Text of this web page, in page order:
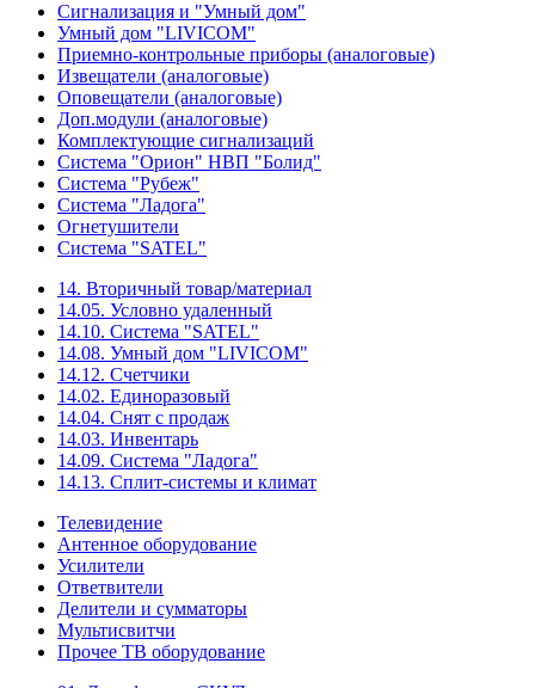
Сигнализация и "Умный дом"
Умный дом "LIVICOM"
Приемно-контрольные приборы (аналоговые)
Извещатели (аналоговые)
Оповещатели (аналоговые)
Доп.модули (аналоговые)
Комплектующие сигнализаций
Система "Орион" НВП "Болид"
Система "Рубеж"
Система "Ладога"
Огнетушители
Система "SATEL"
14. Вторичный товар/материал
14.05. Условно удаленный
14.10. Система "SATEL"
14.08. Умный дом "LIVICOM"
14.12. Счетчики
14.02. Единоразовый
14.04. Снят с продаж
14.03. Инвентарь
14.09. Система "Ладога"
14.13. Сплит-системы и климат
Телевидение
Антенное оборудование
Усилители
Ответвители
Делители и сумматоры
Мультисвитчи
Прочее ТВ оборудование